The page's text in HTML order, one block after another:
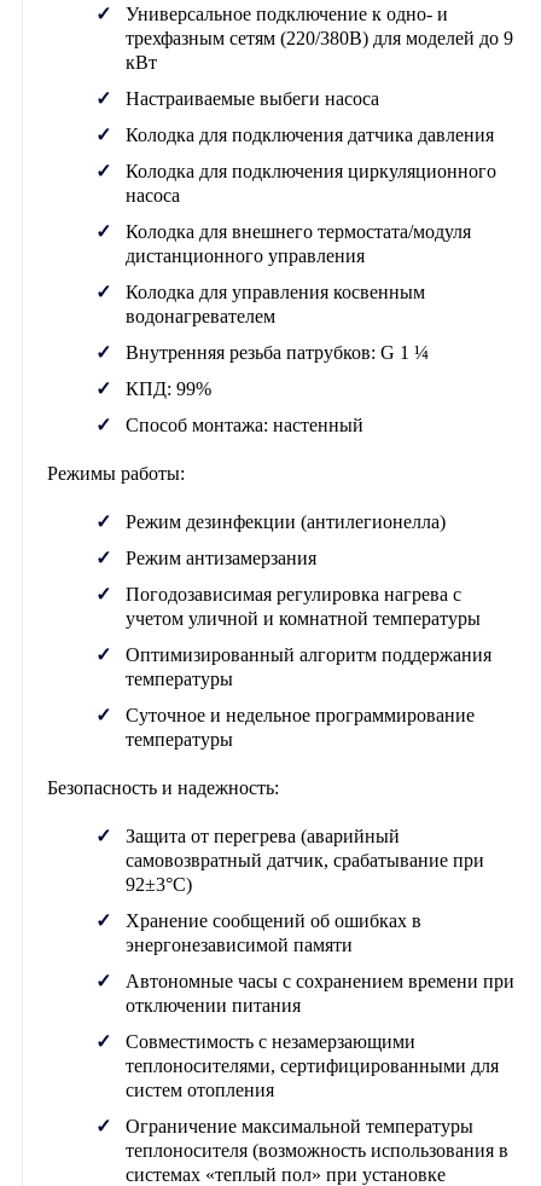
Универсальное подключение к одно- и
трехфазным сетям (220/380В) для моделей до 9
кВт
Настраиваемые выбеги насоса
Колодка для подключения датчика давления
Колодка для подключения циркуляционного
насоса
Колодка для внешнего термостата/модуля
дистанционного управления
Колодка для управления косвенным
водонагревателем
Внутренняя резьба патрубков: G 1 ¼
КПД: 99%
Способ монтажа: настенный
Режимы работы:
Режим дезинфекции (антилегионелла)
Режим антизамерзания
Погодозависимая регулировка нагрева с
учетом уличной и комнатной температуры
Оптимизированный алгоритм поддержания
температуры
Суточное и недельное программирование
температуры
Безопасность и надежность:
Защита от перегрева (аварийный
самовозвратный датчик, срабатывание при
92±3°C)
Хранение сообщений об ошибках в
энергонезависимой памяти
Автономные часы с сохранением времени при
отключении питания
Совместимость с незамерзающими
теплоносителями, сертифицированными для
систем отопления
Ограничение максимальной температуры
теплоносителя (возможность использования в
системах «теплый пол» при установке